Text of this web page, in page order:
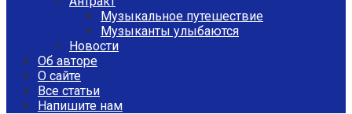
Музыкальное путешествие
Музыканты улыбаются
Новости
Об авторе
О сайте
Все статьи
Напишите нам